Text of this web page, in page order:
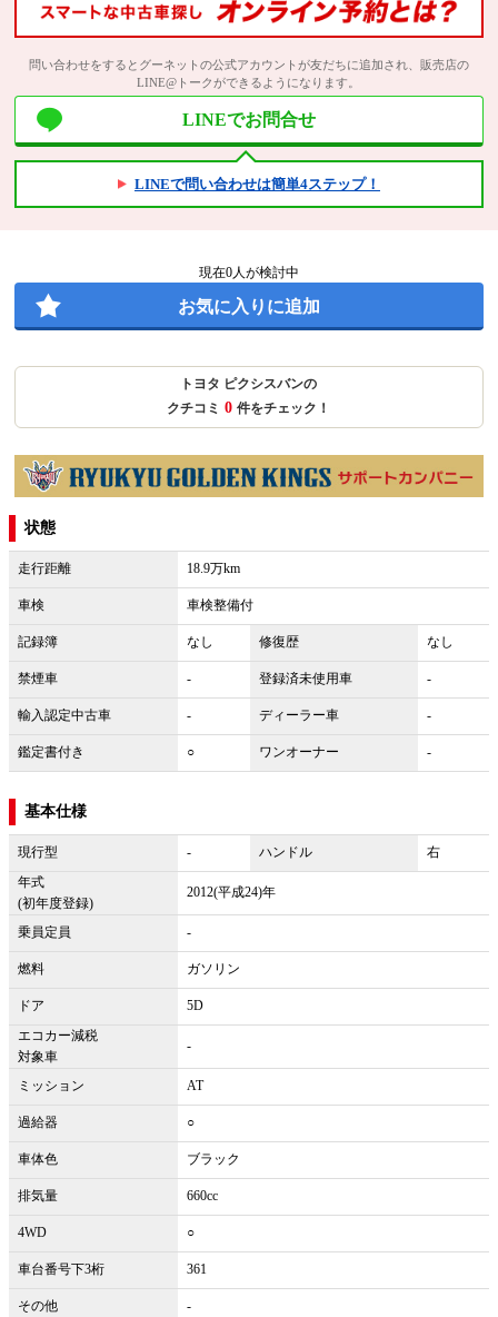
問い合わせをするとグーネットの公式アカウントが友だちに追加され、販売店の
LINE@トークができるようになります。
LINEでお問合せ
LINEで問い合わせは簡単4ステップ！
現在0人が検討中
お気に入りに追加
トヨタ ピクシスバンの
クチコミ 0 件をチェック！
状態
走行距離 18.9万km
車検 車検整備付
記録簿 なし 修復歴 なし
禁煙車 - 登録済未使用車 -
輸入認定中古車 - ディーラー車 -
鑑定書付き ○ ワンオーナー -
基本仕様
現行型 - ハンドル
右
年式
(初年度登録)
2012(平成24)年
乗員定員 -
燃料 ガソリン
ドア
5D
エコカー減税
対象車
-
ミッション AT
過給器 ○
車体色 ブラック
排気量 660cc
4WD ○
車台番号下3桁 361
その他 -